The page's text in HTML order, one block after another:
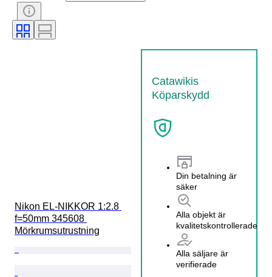
Nikon EL-NIKKOR 1:2.8
f=50mm 345608
Mörkrumsutrustning
Catawikis
Köparskydd
Din betalning är
säker
Alla objekt är
kvalitetskontrollerade
Alla säljare är
verifierade